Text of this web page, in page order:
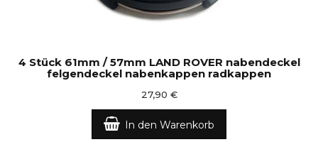
4 Stück 61mm / 57mm LAND ROVER nabendeckel
felgendeckel nabenkappen radkappen
27,90 €
In den Warenkorb